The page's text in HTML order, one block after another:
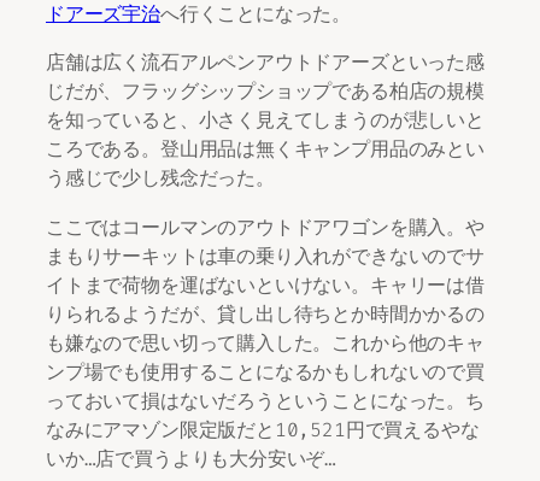
ドアーズ宇治へ行くことになった。
店舗は広く流石アルペンアウトドアーズといった感
じだが、フラッグシップショップである柏店の規模
を知っていると、小さく見えてしまうのが悲しいと
ころである。登山用品は無くキャンプ用品のみとい
う感じで少し残念だった。
ここではコールマンのアウトドアワゴンを購入。や
まもりサーキットは車の乗り入れができないのでサ
イトまで荷物を運ばないといけない。キャリーは借
りられるようだが、貸し出し待ちとか時間かかるの
も嫌なので思い切って購入した。これから他のキャ
ンプ場でも使用することになるかもしれないので買
っておいて損はないだろうということになった。ち
なみにアマゾン限定版だと10,521円で買えるやな
いか…店で買うよりも大分安いぞ…